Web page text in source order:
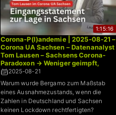
1:15:16
Corona-P(l)andemie | 2025-08-21 –
Corona UA Sachsen – Datenanalyst
Tom Lausen – Sachsens Corona-
Paradoxon → Weniger geimpft,
weniger gestorben
2025-08-21
Warum wurde Bergamo zum Maßstab
eines Ausnahmezustands, wenn die
Zahlen in Deutschland und Sachsen
keinen Lockdown rechtfertigten?